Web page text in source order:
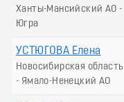
Ханты-Мансийский АО -
Югра
УСТЮГОВА Елена
Новосибирская область
- Ямало-Ненецкий АО